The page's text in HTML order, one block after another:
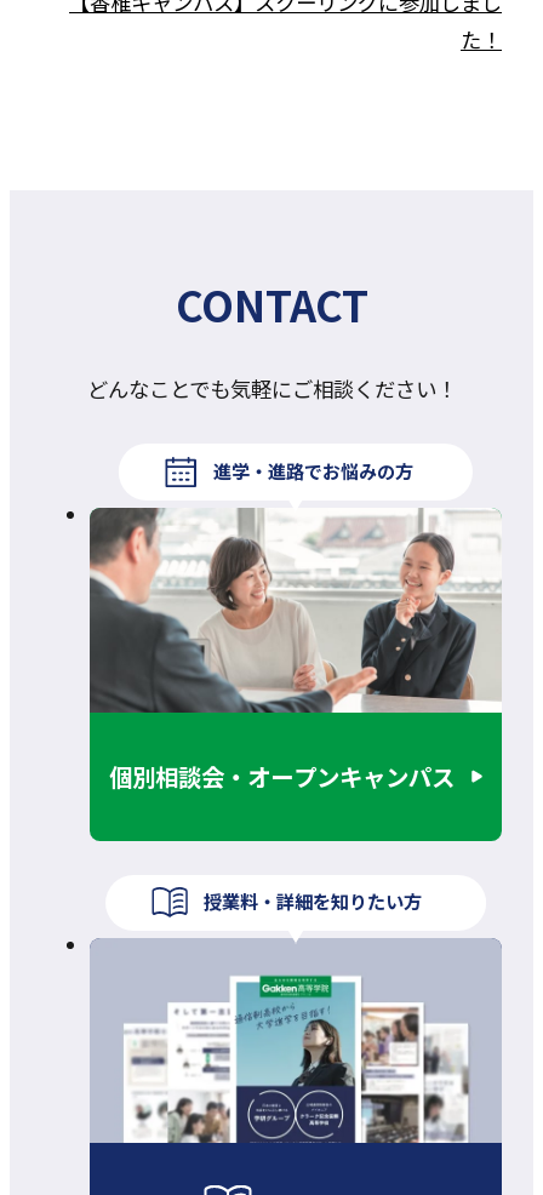
た！
CONTACT
どんなことでも気軽にご相談ください！
進学・進路でお悩みの方
個別相談会・オープンキャンパス
授業料・詳細を知りたい方